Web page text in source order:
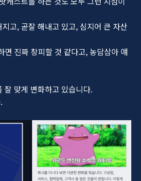
고, 곧잘 해내고 있고, 심지어 큰 자산
면 진짜 창피할 것 같다고, 농담삼아 얘
잘 맞게 변화하고 있습니다.